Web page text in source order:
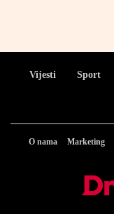
Vijesti Sport
O nama Marketing